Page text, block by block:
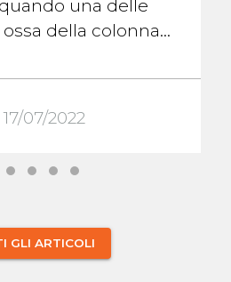
una delle
della colonna
alla ...
17/07/2022
GLI ARTICOLI